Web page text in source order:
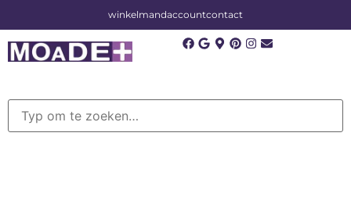
winkelmandaccountcontact